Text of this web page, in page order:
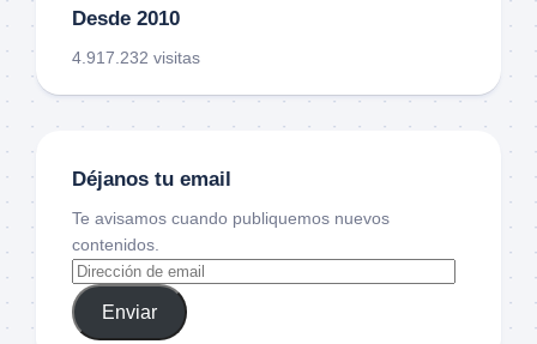
Desde 2010
4.917.232 visitas
Déjanos tu email
Te avisamos cuando publiquemos nuevos
contenidos.
Enviar